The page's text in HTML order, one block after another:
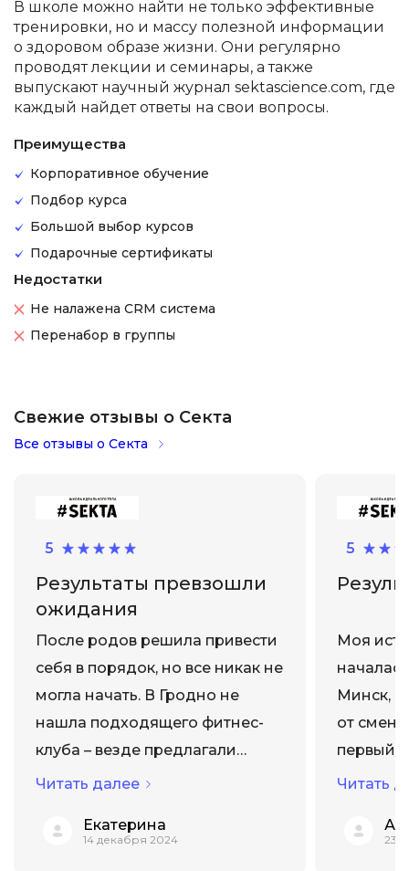
В школе можно найти не только эффективные
тренировки, но и массу полезной информации
о здоровом образе жизни. Они регулярно
проводят лекции и семинары, а также
выпускают научный журнал sektascience.com, где
каждый найдет ответы на свои вопросы.
Преимущества
Корпоративное обучение
Подбор курса
Большой выбор курсов
Подарочные сертификаты
Недостатки
Не налажена CRM система
Перенабор в группы
Свежие отзывы о Секта
Все отзывы о Секта
Результаты превзошли
ожидания
После родов решила привести
себя в порядок, но все никак не
могла начать. В Гродно не
нашла подходящего фитнес-
клуба – везде предлагали
стандартные программы без
беременности. Подруга
Читать далее
Екатерина
14 декабря 2024
5
Моя
Минск,
от
первый
8 кг,
Читать
23
5